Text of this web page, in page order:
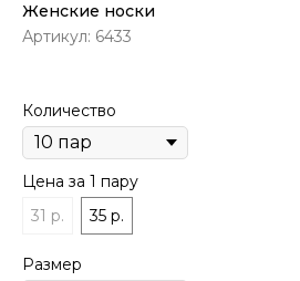
Женские носки
Артикул: 6433
Количество
Цена за 1 пару
31 р.
35 р.
Размер